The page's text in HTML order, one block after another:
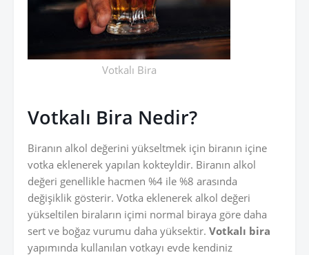
Votkalı Bira
Votkalı Bira Nedir?
Biranın alkol değerini yükseltmek için biranın içine
votka eklenerek yapılan kokteyldir. Biranın alkol
değeri genellikle hacmen %4 ile %8 arasında
değişiklik gösterir. Votka eklenerek alkol değeri
yükseltilen biraların içimi normal biraya göre daha
sert ve boğaz vurumu daha yüksektir. Votkalı bira
yapımında kullanılan votkayı evde kendiniz